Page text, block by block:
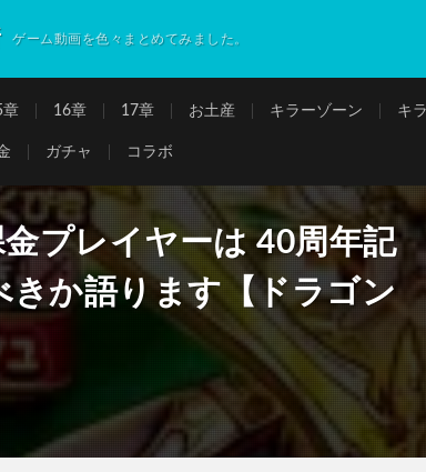
ゲーム動画を色々まとめてみました。
章 16章 17章 お土産 キラーゾーン キ
ガチャ コラボ
プレイヤーは 40周年記
きか語ります【ドラゴン